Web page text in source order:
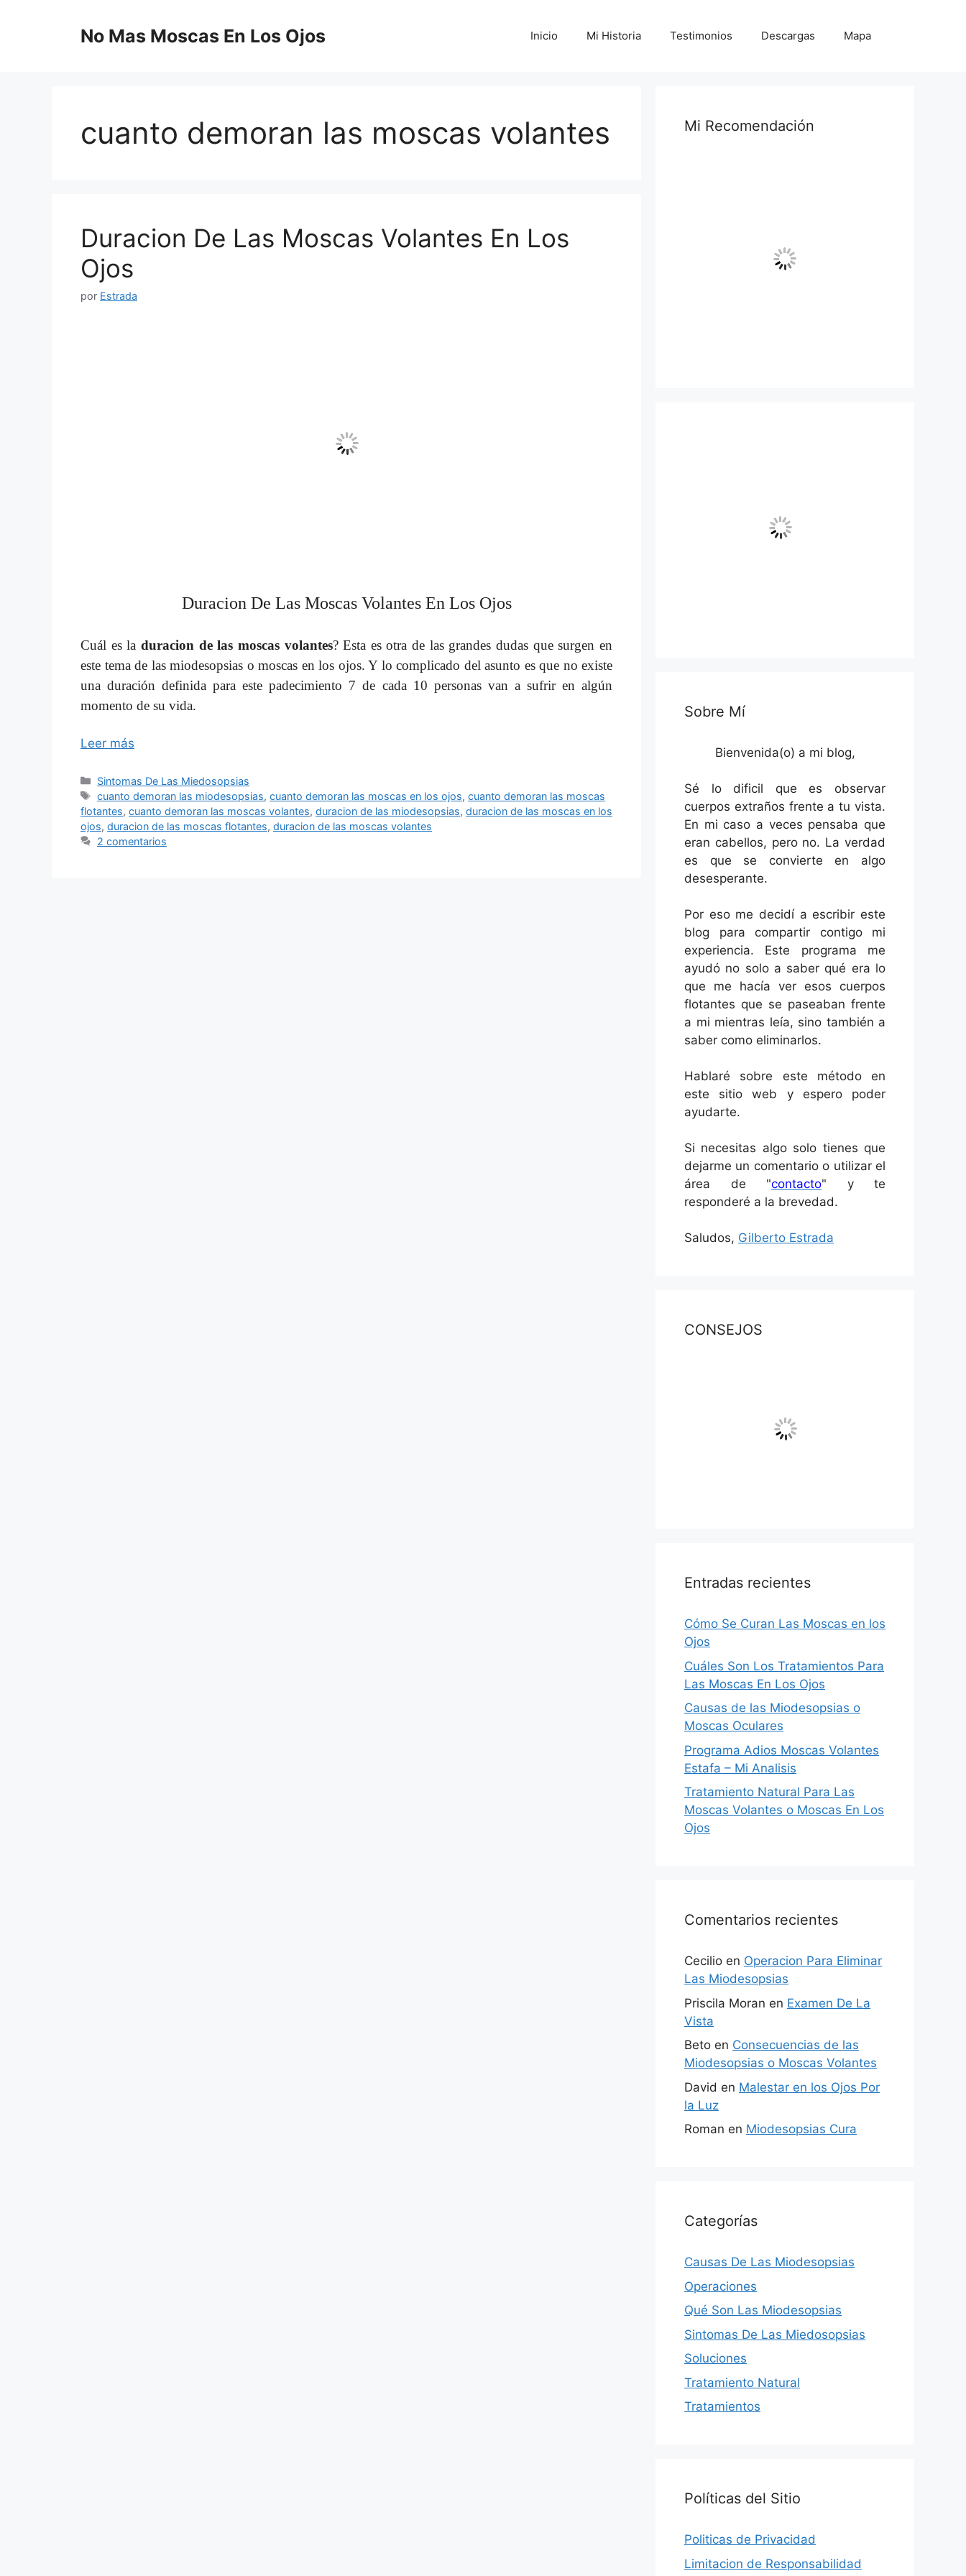
No Mas Moscas En Los Ojos Inicio Mi Historia Testimonios Descargas Mapa
cuanto demoran las moscas volantes
Duracion De Las Moscas Volantes En Los
Ojos
por Estrada
Duracion De Las Moscas Volantes En Los Ojos
Cuál es la duracion de las moscas volantes? Esta es otra de las grandes dudas que surgen en
este tema de las miodesopsias o moscas en los ojos. Y lo complicado del asunto es que no existe
una duración definida para este padecimiento 7 de cada 10 personas van a sufrir en algún
momento de su vida.
Leer más
Categorías
Sintomas De Las Miedosopsias
Etiquetas
cuanto demoran las miodesopsias,cuanto demoran las moscas en los ojos,cuanto demoran las moscas
flotantes, cuanto demoran las moscas volantes, duracion de las miodesopsias, duracion de las moscas en los
ojos, duracion de las moscas flotantes, duracion de las moscas volantes
2 comentarios
Mi Recomendación
Sobre Mí
Bienvenida(o) a mi blog,
Sé lo dificil que es observar
cuerpos extraños frente a tu vista.
En mi caso a veces pensaba que
eran cabellos, pero no. La verdad
es que se convierte en algo
desesperante.
Por eso me decidí a escribir este
blog para compartir contigo mi
experiencia. Este programa me
ayudó no solo a saber qué era lo
que me hacía ver esos cuerpos
flotantes que se paseaban frente
a mi mientras leía, sino también a
saber como eliminarlos.
Hablaré sobre este método en
este sitio web y espero poder
ayudarte.
Si necesitas algo solo tienes que
dejarme un comentario o utilizar el
área de "contacto" y te
responderé a la brevedad.
Saludos, Gilberto Estrada
CONSEJOS
Entradas recientes
Cómo Se Curan Las Moscas en los
Ojos
Cuáles Son Los Tratamientos Para
Las Moscas En Los Ojos
Causas de las Miodesopsias o
Moscas Oculares
Programa Adios Moscas Volantes
Estafa – Mi Analisis
Tratamiento Natural Para Las
Moscas Volantes o Moscas En Los
Ojos
Comentarios recientes
Cecilio en Operacion Para Eliminar
Las Miodesopsias
Priscila Moran en Examen De La
Vista
Beto en Consecuencias de las
Miodesopsias o Moscas Volantes
David en Malestar en los Ojos Por
la Luz
Roman en Miodesopsias Cura
Categorías
Causas De Las Miodesopsias
Operaciones
Qué Son Las Miodesopsias
Sintomas De Las Miedosopsias
Soluciones
Tratamiento Natural
Tratamientos
Políticas del Sitio
Politicas de Privacidad
Limitacion de Responsabilidad